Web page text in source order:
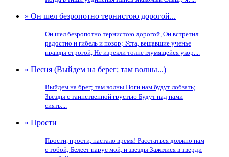
» Он шел безропотно тернистою дорогой...
Он шел безропотно тернистою дорогой, Он встретил
радостно и гибель и позор; Уста, вещавшие ученье
правды строгой, Не изрекли толпе глумящейся укор....
» Песня (Выйдем на берег; там волны...)
Выйдем на брег; там волны Ноги нам будут лобзать;
Звезды с таинственной грустью Будут над нами
сиять....
» Прости
Прости, прости, настало время! Расстаться должно нам
с тобой; Белеет парус мой, и звезды Зажглися в тверди